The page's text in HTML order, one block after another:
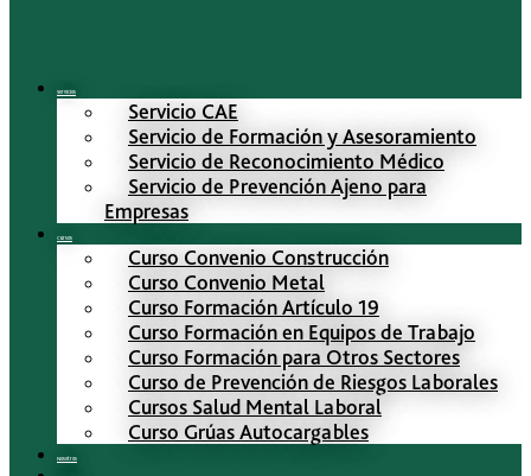
Servicios
Servicio CAE
Servicio de Formación y Asesoramiento
Servicio de Reconocimiento Médico
Servicio de Prevención Ajeno para
Empresas
Cursos
Curso Convenio Construcción
Curso Convenio Metal
Curso Formación Artículo 19
Curso Formación en Equipos de Trabajo
Curso Formación para Otros Sectores
Curso de Prevención de Riesgos Laborales
Cursos Salud Mental Laboral
Curso Grúas Autocargables
Nosotros